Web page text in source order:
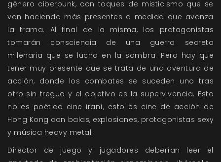
género ciberpunk, con toques de misticismo que se
van haciendo más presentes a medida que avanza
la trama. Al final de la misma, los protagonistas
tomarán consciencia de una guerra secreta
milenaria que se lucha en la sombra. Pero hay que
tener muy presente que se trata de una aventura de
acción, donde los combates se suceden uno tras
otro sin tregua y el objetivo es la supervivencia. Esto
no es poético cine iraní, esto es cine de acción de
Hong Kong con balas, explosiones, protagonistas sexy
y música heavy metal.
Director de juego y jugadores deberían leer el